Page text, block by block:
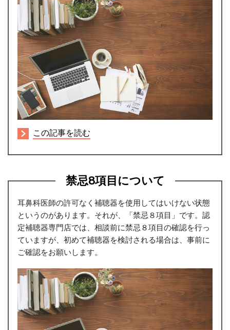
この記事を読む
禁忌8項目について
耳鼻科医師の許可なく補聴器を使用してはいけない状態
というのがあります。それが、「禁忌８項目」です。認
定補聴器専門店では、相談前に禁忌８項目の確認を行っ
ていますが、初めて補聴器を検討される場合は、事前に
ご確認をお願いします。